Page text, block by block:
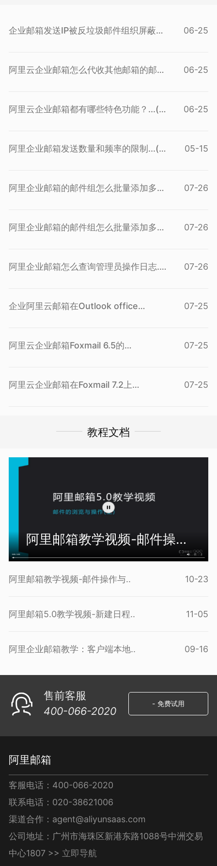
企业邮箱发送IP被反垃圾邮件组织屏蔽
后...(查看问答)
06-25
阿里云企业邮箱怎么代收其他邮箱的邮
件...(查看问答)
06-25
阿里云企业邮箱都有哪些特色功能？...(
查看问答)
06-25
阿里企业邮箱发送数量和频率的限制...(
查看问答)
05-15
阿里企业邮箱的邮件组怎么批量添加多
个...(查看问答)
07-26
阿里企业邮箱的邮件组怎么批量添加多
个...(查看问答)
07-26
阿里企业邮箱怎么查询管理员操作日志...(
查看问答 )
07-26
企业阿里云邮箱在Outlook office
2010...( 查看问答
07-25
阿里云企业邮箱Foxmail 6.5的
POP3/IMAP...(查看问答 )
07-25
阿里云企业邮箱在Foxmail 7.2上 07-25
教程文档
阿里邮箱教学视频-邮件操作
与..
阿里邮箱教学视频-邮件操作与.. 10-23
阿里邮箱5.0教学视频-新建日程.. 11-05
阿里企业邮箱教学：客户端本地.. 09-16
售前客服
400-066-2020
- 免费试用
阿里邮箱
客服电话：400-066-2020
联系电话：020-38621006
渠道合作：agent@aliyunsaas.com
公司地址：广州市海珠区新港东路1088号中洲交易
中心1807 >> 立即导航